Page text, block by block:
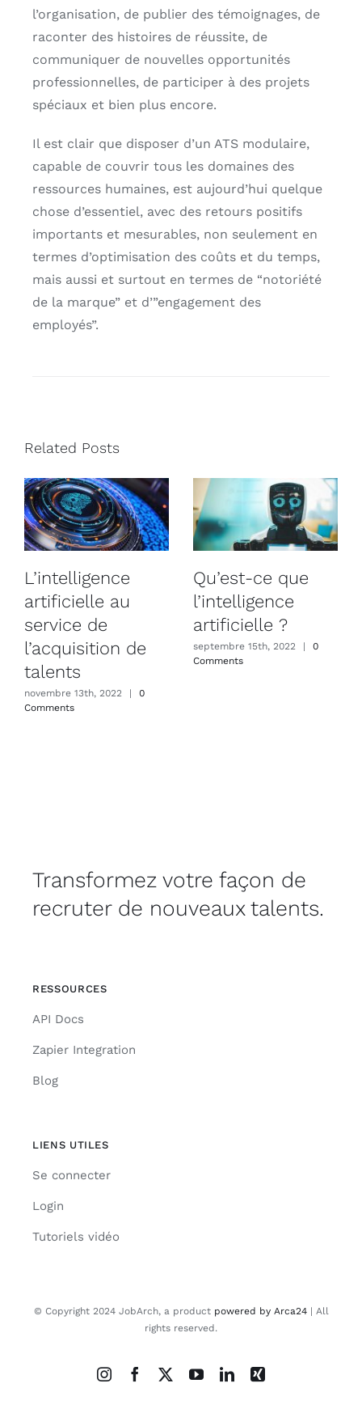
l’organisation, de publier des témoignages, de
raconter des histoires de réussite, de
communiquer de nouvelles opportunités
professionnelles, de participer à des projets
spéciaux et bien plus encore.
Il est clair que disposer d’un ATS modulaire,
capable de couvrir tous les domaines des
ressources humaines, est aujourd’hui quelque
chose d’essentiel, avec des retours positifs
importants et mesurables, non seulement en
termes d’optimisation des coûts et du temps,
mais aussi et surtout en termes de “notoriété
de la marque” et d’”engagement des
employés”.
Related Posts
L’intelligence
artificielle au
service de
l’acquisition de
talents
novembre 13th, 2022 |
0
Comments
Qu’est-ce que
l’intelligence
artificielle ?
septembre 15th, 2022 |
0
Comments
Transformez votre façon de
recruter de nouveaux talents.
RESSOURCES
API Docs
Zapier Integration
Blog
LIENS UTILES
Se connecter
Login
Tutoriels vidéo
© Copyright 2024 JobArch, a product powered by Arca24| All
rights reserved.